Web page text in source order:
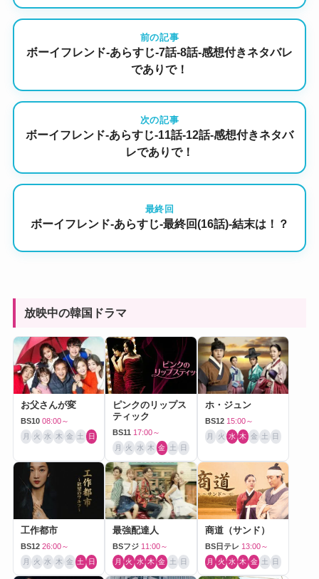
前の記事
ボーイフレンド-あらすじ-7話-8話-感想付きネタバレ
でありで！
次の記事
ボーイフレンド-あらすじ-11話-12話-感想付きネタバ
レでありで！
最終回
ボーイフレンド-あらすじ-最終回(16話)-結末は！？
放映中の韓国ドラマ
お父さんが変
BS10 08:00～
月 火 水 木 金 土 日
ピンクのリップス
ティック
BS11 17:00～
月 火 水 木 金 土 日
ホ・ジュン
BS12 15:00～
月 火 水 木 金 土 日
工作都市
BS12 26:00～
月 火 水 木 金 土 日
最強配達人
BSフジ 11:00～
月 火 水 木 金 土 日
商道（サンド）
BS日テレ 13:00～
月 火 水 木 金 土 日